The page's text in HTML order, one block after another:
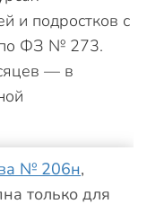
и подростков с
по ФЗ № 273.
— в
№ 206н,
только для